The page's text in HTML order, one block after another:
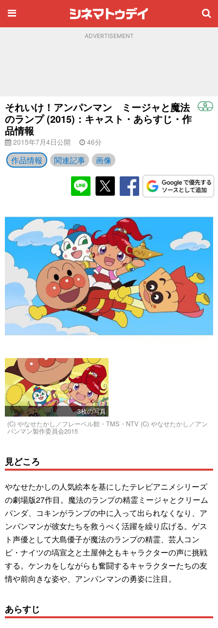
ADVERTISEMENT
それいけ！アンパンマン ミージャと魔法
のランプ (2015)：キャスト・あらすじ・作
品情報
2015年7月4日公開 46分
作品情報 関連記事 画像
3枚の写真
(C) やなせたかし／フレーベル館・TMS・NTV (C) やなせたかし／アン
パンマン製作委員会2015
見どころ
やなせたかしの人気絵本を基にしたテレビアニメシリーズ
の劇場版27作目。魔法のランプの精霊ミージャとクリーム
パンダ、コキンがランプの中に入って出られなくなり、ア
ンパンマンが彼女たちを救うべく活躍を繰り広げる。ゲス
ト声優として大島優子が魔法のランプの精霊、芸人コン
ビ・ナイツの塙宣之と土屋伸之もキャラクターの声に挑戦
する。ケンカをしながらも奮闘するキャラクターたちの友
情や前向きな姿や、アンパンマンの勇姿に注目。
あらすじ